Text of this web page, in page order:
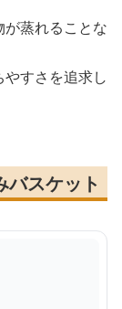
蒸れることな
すさを追求し
バスケット